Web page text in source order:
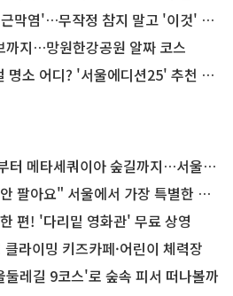
'…무작정 참지 말고 '이것' 해보세요!
까지…망원한강공원 알짜 코스
소 어디? '서울에디션25' 추천 코스
세쿼이아 숲길까지…서울둘레길 15코스
" 서울에서 가장 특별한 편의점의 정체
편! '다리밑 영화관' 무료 상영
라이밍 키즈카페·어린이 체력장
레길 9코스'로 숲속 피서 떠나볼까